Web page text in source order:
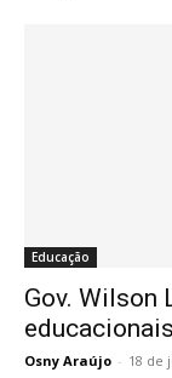
Educação
Gov. Wilson
Osny Araújo - 18 de